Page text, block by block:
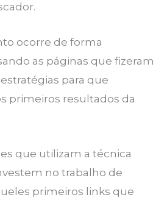
ocorre de forma
as páginas que fizeram
para que
primeiros resultados da
que utilizam a técnica
no trabalho de
primeiros links que